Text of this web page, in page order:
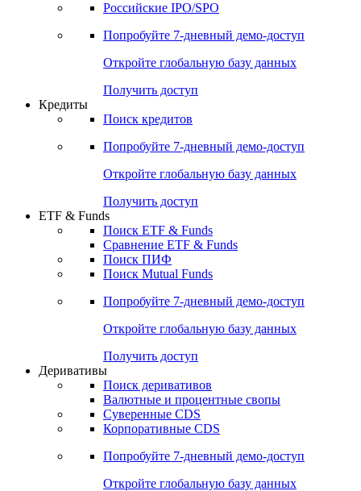
Российские IPO/SPO
Попробуйте 7-дневный демо-доступ
Откройте глобальную базу данных
Получить доступ
Кредиты
Поиск кредитов
Попробуйте 7-дневный демо-доступ
Откройте глобальную базу данных
Получить доступ
ETF & Funds
Поиск ETF & Funds
Сравнение ETF & Funds
Поиск ПИФ
Поиск Mutual Funds
Попробуйте 7-дневный демо-доступ
Откройте глобальную базу данных
Получить доступ
Деривативы
Поиск деривативов
Валютные и процентные свопы
Суверенные CDS
Корпоративные CDS
Попробуйте 7-дневный демо-доступ
Откройте глобальную базу данных